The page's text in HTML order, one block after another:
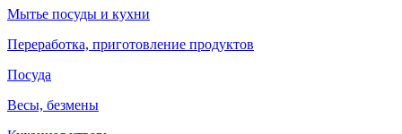
Мытье посуды и кухни
Переработка, приготовление продуктов
Посуда
Весы, безмены